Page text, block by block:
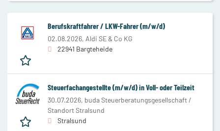
Berufskraftfahrer / LKW-Fahrer (m/w/d)
02.08.2026, Aldi SE & Co KG
22941 Bargteheide
Steuerfachangestellte (m/w/d) in Voll- oder Teilzeit
30.07.2026, buda Steuerberatungsgesellschaft /
Standort Stralsund
Stralsund